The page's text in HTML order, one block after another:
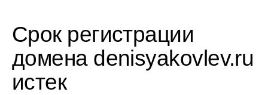
Срок регистрации
домена denisyakovlev.ru
истек